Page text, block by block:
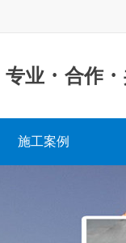
专业 · 合作 ·
施工案例